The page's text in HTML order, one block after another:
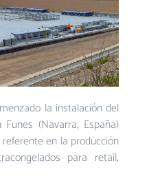
la instalación del
(Navarra, España)
en la producción
para retail,